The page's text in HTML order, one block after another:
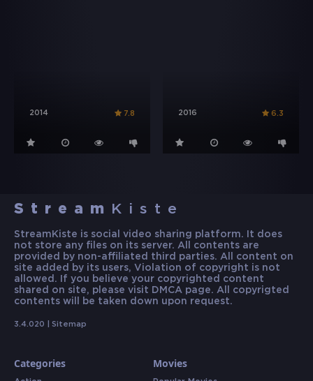
2014 7.8 2016 6.3
Stream Kiste
StreamKiste is social video sharing platform. It does
not store any files on its server. All contents are
provided by non-affiliated third parties. All content on
site added by its users, Violation of copyright is not
allowed. If you believe your copyrighted content
shared on site, please visit DMCA page. All copyrigted
contents will be taken down upon request.
3.4.020 | Sitemap
Categories Movies